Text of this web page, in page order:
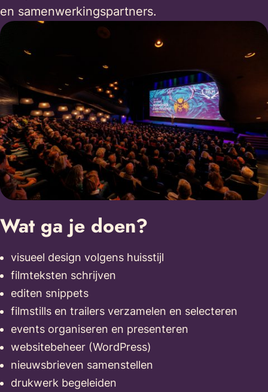
en samenwerkingspartners.
Wat ga je doen?
visueel design volgens huisstijl
filmteksten schrijven
editen snippets
filmstills en trailers verzamelen en selecteren
events organiseren en presenteren
websitebeheer (WordPress)
nieuwsbrieven samenstellen
drukwerk begeleiden